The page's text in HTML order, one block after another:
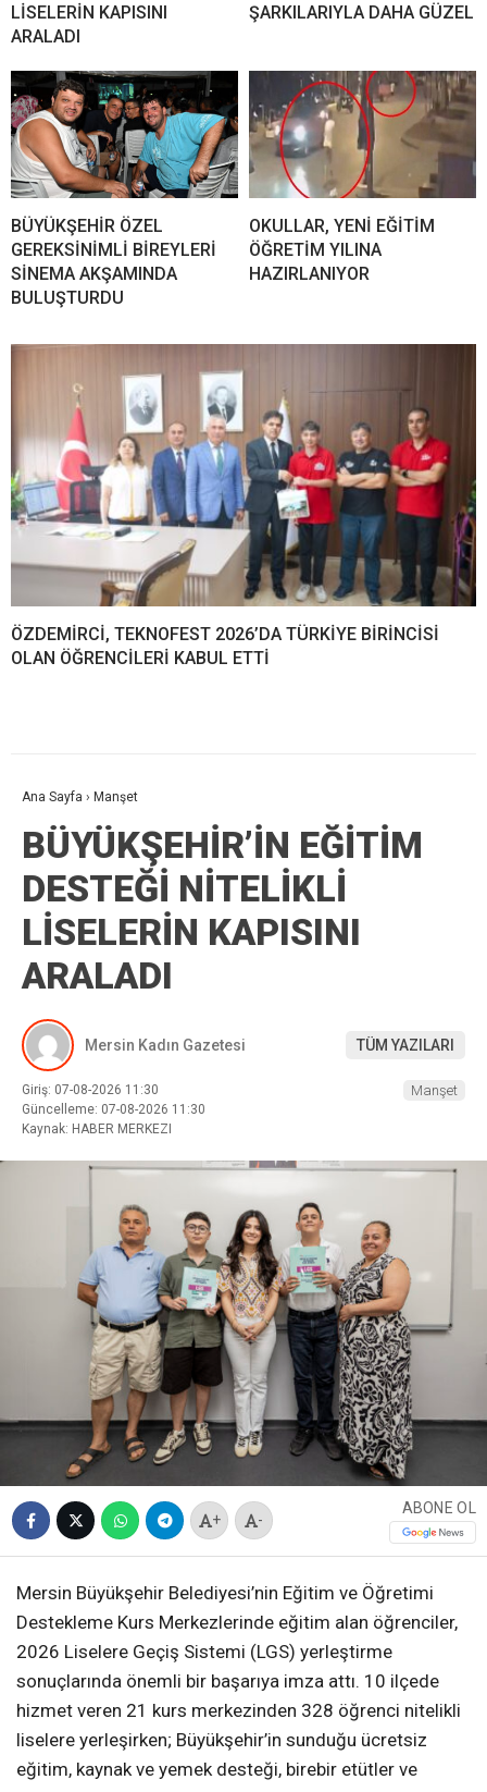
LİSELERİN KAPISINI
ARALADI
ŞARKILARIYLA DAHA GÜZEL
BÜYÜKŞEHİR ÖZEL
GEREKSİNİMLİ BİREYLERİ
SİNEMA AKŞAMINDA
BULUŞTURDU
OKULLAR, YENİ EĞİTİM
ÖĞRETİM YILINA
HAZIRLANIYOR
ÖZDEMİRCİ, TEKNOFEST 2026’DA TÜRKİYE BİRİNCİSİ
OLAN ÖĞRENCİLERİ KABUL ETTİ
Ana Sayfa › Manşet
BÜYÜKŞEHİR’İN EĞİTİM
DESTEĞİ NİTELİKLİ
LİSELERİN KAPISINI
ARALADI
Mersin Kadın Gazetesi TÜM YAZILARI
Giriş: 07-08-2026 11:30
Güncelleme: 07-08-2026 11:30
Kaynak: HABER MERKEZI
Manşet
+ -
ABONE OL
Mersin Büyükşehir Belediyesi’nin Eğitim ve Öğretimi
Destekleme Kurs Merkezlerinde eğitim alan öğrenciler,
2026 Liselere Geçiş Sistemi (LGS) yerleştirme
sonuçlarında önemli bir başarıya imza attı. 10 ilçede
hizmet veren 21 kurs merkezinden 328 öğrenci nitelikli
liselere yerleşirken; Büyükşehir’in sunduğu ücretsiz
eğitim, kaynak ve yemek desteği, birebir etütler ve